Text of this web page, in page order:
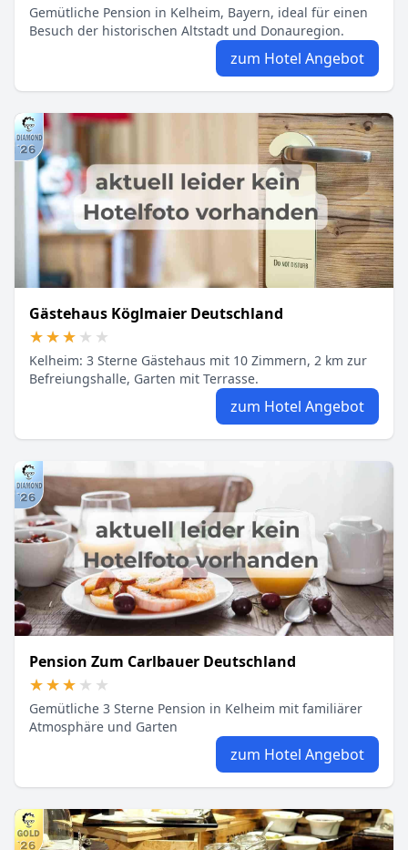
Gemütliche Pension in Kelheim, Bayern, ideal für einen
Besuch der historischen Altstadt und Donauregion.
zum Hotel Angebot
Gästehaus Köglmaier Deutschland
★★★★★
★★★★★
Kelheim: 3 Sterne Gästehaus mit 10 Zimmern, 2 km zur
Befreiungshalle, Garten mit Terrasse.
zum Hotel Angebot
Pension Zum Carlbauer Deutschland
★★★★★
★★★★★
Gemütliche 3 Sterne Pension in Kelheim mit familiärer
Atmosphäre und Garten
zum Hotel Angebot